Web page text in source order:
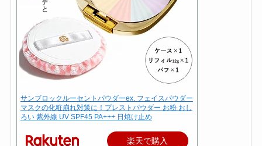
サンブロックルーセントパウダーex. フェイスパウダー
マスクの化粧崩れ対策に！プレストパウダー お粉 おし
ろい 紫外線 UV SPF45 PA+++ 日焼け止め
楽天で購入